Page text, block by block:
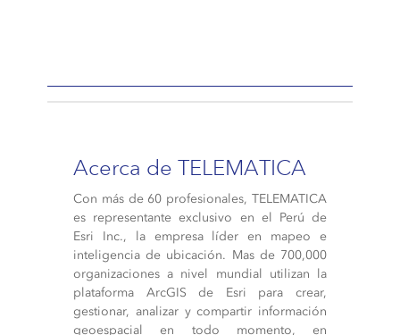
Acerca de TELEMATICA
Con más de 60 profesionales, TELEMATICA
es representante exclusivo en el Perú de
Esri Inc., la empresa líder en mapeo e
inteligencia de ubicación. Mas de 700,000
organizaciones a nivel mundial utilizan la
plataforma ArcGIS de Esri para crear,
gestionar, analizar y compartir información
geoespacial en todo momento, en